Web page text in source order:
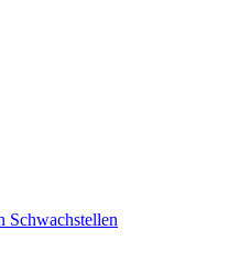
Schwachstellen